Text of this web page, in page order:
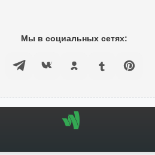
Мы в социальных сетях: